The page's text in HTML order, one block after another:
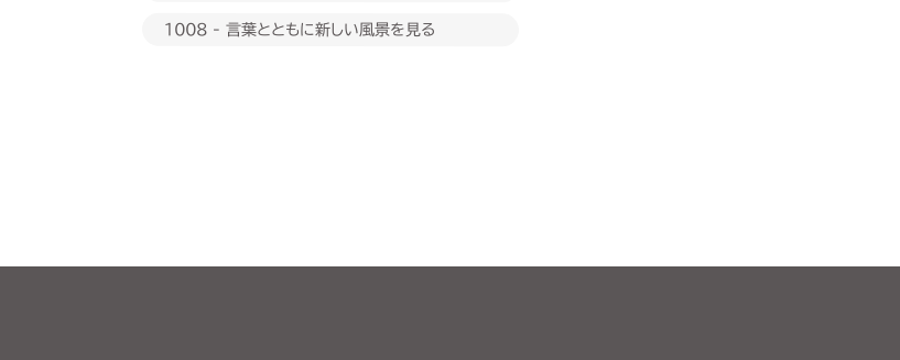
1008 - 言葉とともに新しい風景を見る